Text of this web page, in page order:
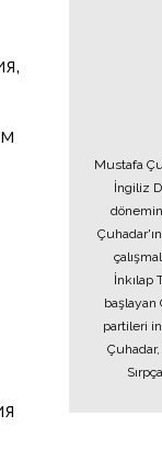
Mustafa
İngiliz
İnkılap
başlayan
partileri